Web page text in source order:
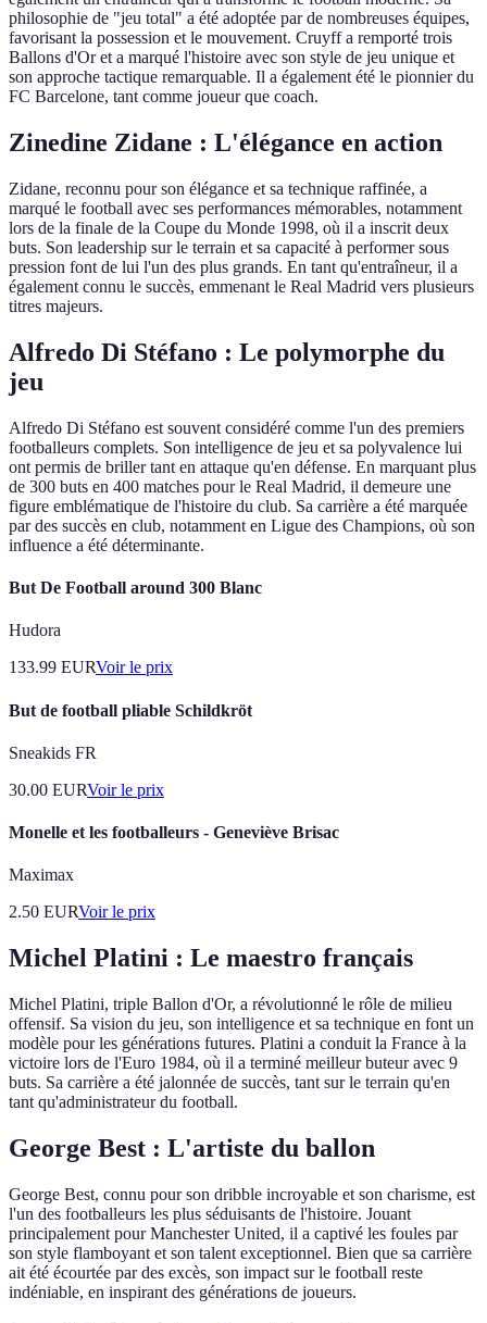
philosophie de "jeu total" a été adoptée par de nombreuses équipes,
favorisant la possession et le mouvement. Cruyff a remporté trois
Ballons d'Or et a marqué l'histoire avec son style de jeu unique et
son approche tactique remarquable. Il a également été le pionnier du
FC Barcelone, tant comme joueur que coach.
Zinedine Zidane : L'élégance en action
Zidane, reconnu pour son élégance et sa technique raffinée, a
marqué le football avec ses performances mémorables, notamment
lors de la finale de la Coupe du Monde 1998, où il a inscrit deux
buts. Son leadership sur le terrain et sa capacité à performer sous
pression font de lui l'un des plus grands. En tant qu'entraîneur, il a
également connu le succès, emmenant le Real Madrid vers plusieurs
titres majeurs.
Alfredo Di Stéfano : Le polymorphe du
jeu
Alfredo Di Stéfano est souvent considéré comme l'un des premiers
footballeurs complets. Son intelligence de jeu et sa polyvalence lui
ont permis de briller tant en attaque qu'en défense. En marquant plus
de 300 buts en 400 matches pour le Real Madrid, il demeure une
figure emblématique de l'histoire du club. Sa carrière a été marquée
par des succès en club, notamment en Ligue des Champions, où son
influence a été déterminante.
But De Football around 300 Blanc
Hudora
133.99 EURVoir le prix
But de football pliable Schildkröt
Sneakids FR
30.00 EURVoir le prix
Monelle et les footballeurs - Geneviève Brisac
Maximax
2.50 EURVoir le prix
Michel Platini : Le maestro français
Michel Platini, triple Ballon d'Or, a révolutionné le rôle de milieu
offensif. Sa vision du jeu, son intelligence et sa technique en font un
modèle pour les générations futures. Platini a conduit la France à la
victoire lors de l'Euro 1984, où il a terminé meilleur buteur avec 9
buts. Sa carrière a été jalonnée de succès, tant sur le terrain qu'en
tant qu'administrateur du football.
George Best : L'artiste du ballon
George Best, connu pour son dribble incroyable et son charisme, est
l'un des footballeurs les plus séduisants de l'histoire. Jouant
principalement pour Manchester United, il a captivé les foules par
son style flamboyant et son talent exceptionnel. Bien que sa carrière
ait été écourtée par des excès, son impact sur le football reste
indéniable, en inspirant des générations de joueurs.